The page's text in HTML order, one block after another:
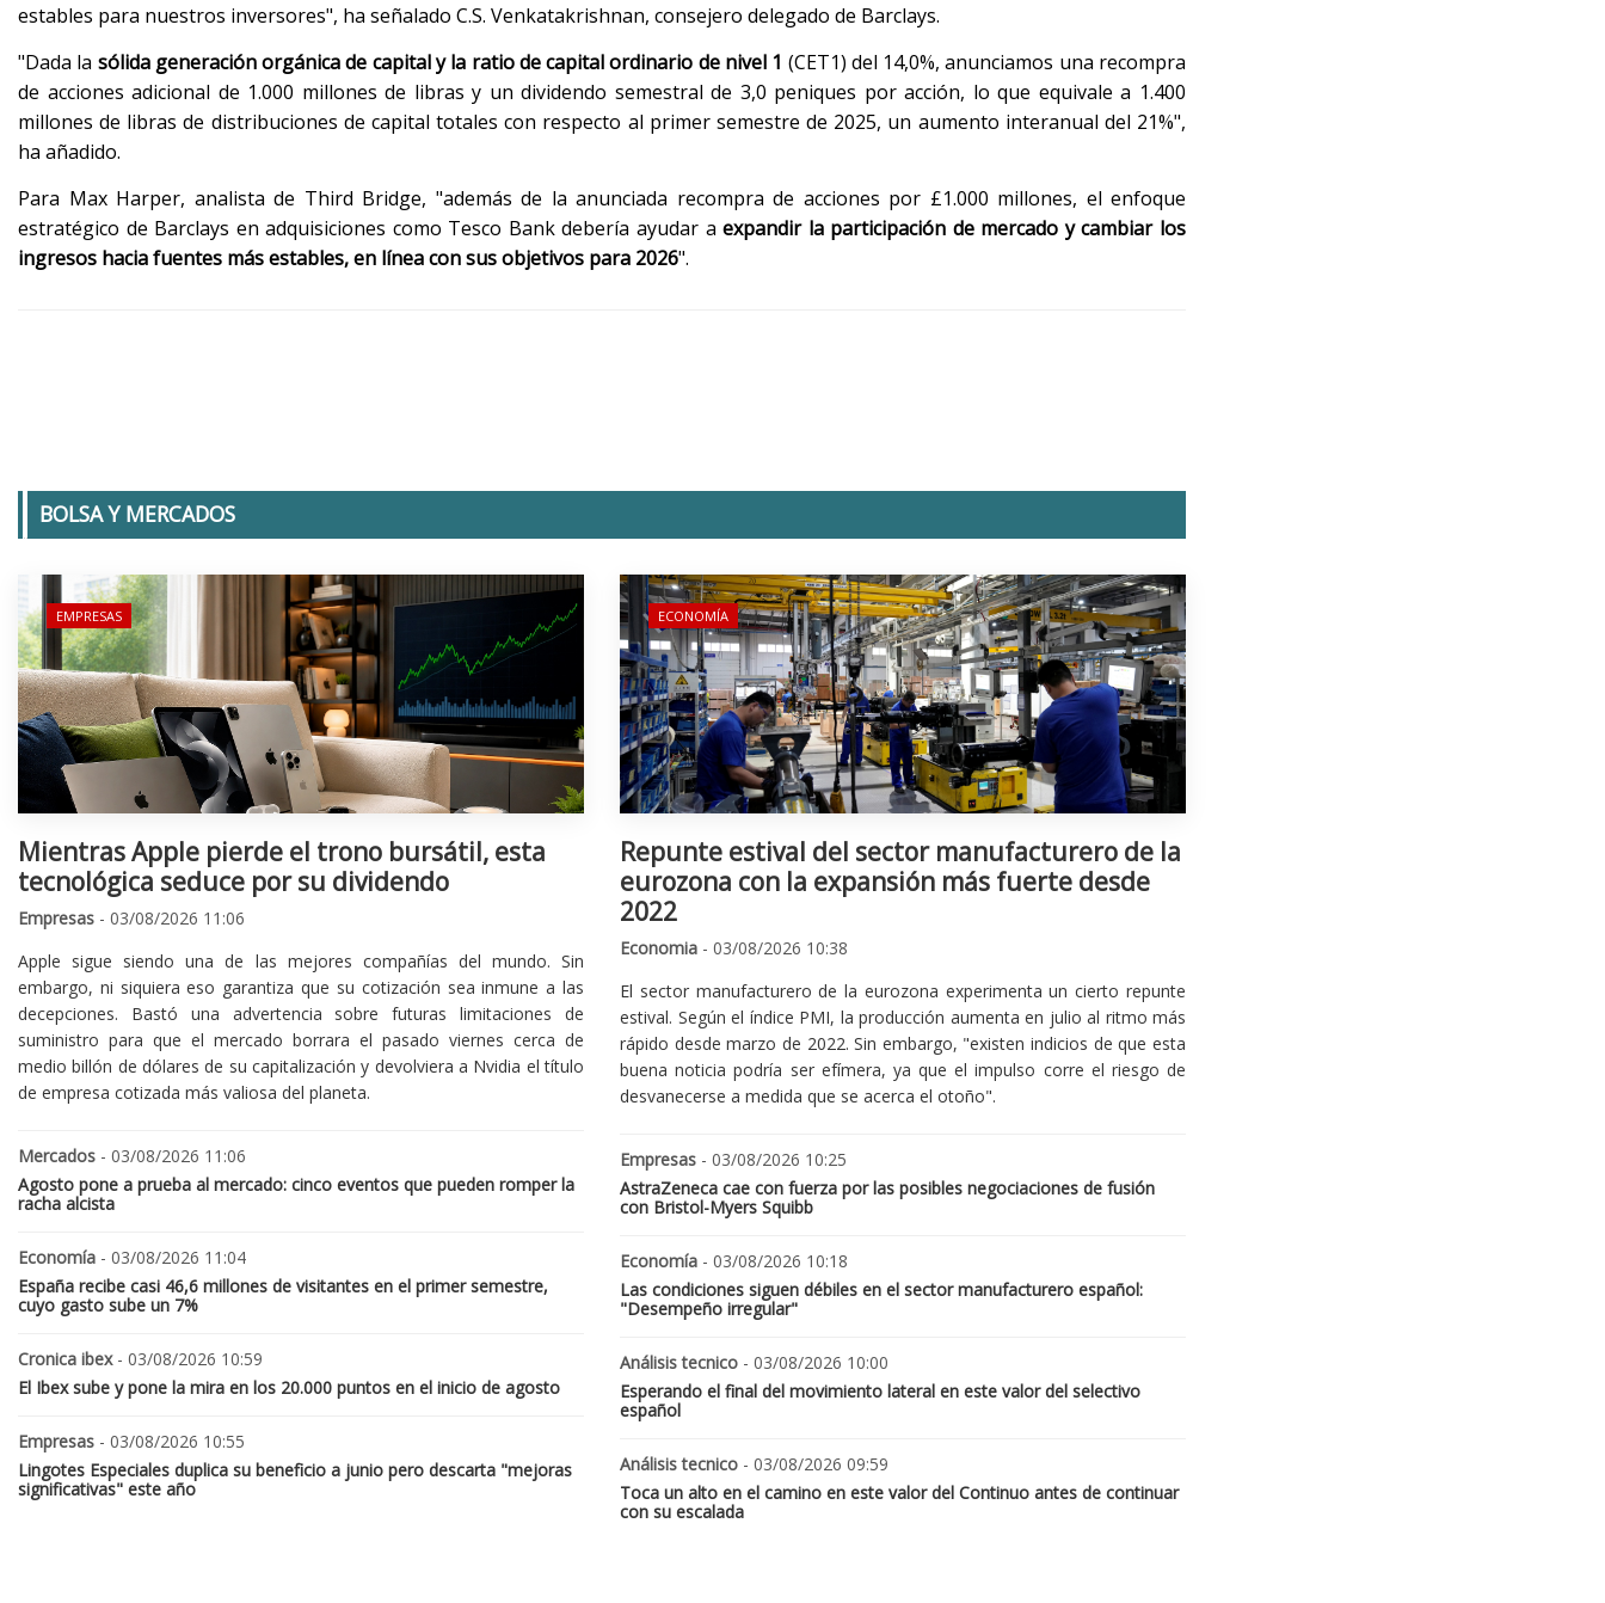
estables para nuestros inversores", ha señalado C.S. Venkatakrishnan, consejero delegado de Barclays.
"Dada la sólida generación orgánica de capital y la ratio de capital ordinario de nivel 1 (CET1) del 14,0%, anunciamos una recompra
de acciones adicional de 1.000 millones de libras y un dividendo semestral de 3,0 peniques por acción, lo que equivale a 1.400
millones de libras de distribuciones de capital totales con respecto al primer semestre de 2025, un aumento interanual del 21%",
ha añadido.
Para Max Harper, analista de Third Bridge, "además de la anunciada recompra de acciones por £1.000 millones, el enfoque
estratégico de Barclays en adquisiciones como Tesco Bank debería ayudar aexpandir la participación de mercado y cambiar los
ingresos hacia fuentes más estables, en línea con sus objetivos para 2026".
BOLSA Y MERCADOS
EMPRESAS
Mientras Apple pierde el trono bursátil, esta
tecnológica seduce por su dividendo
Empresas - 03/08/2026 11:06
Apple sigue siendo una de las mejores compañías del mundo. Sin
embargo, ni siquiera eso garantiza que su cotización sea inmune a las
decepciones. Bastó una advertencia sobre futuras limitaciones de
suministro para que el mercado borrara el pasado viernes cerca de
medio billón de dólares de su capitalización y devolviera a Nvidia el título
de empresa cotizada más valiosa del planeta.
Mercados - 03/08/2026 11:06
Agosto pone a prueba al mercado: cinco eventos que pueden romper la
racha alcista
Economía - 03/08/2026 11:04
España recibe casi 46,6 millones de visitantes en el primer semestre,
cuyo gasto sube un 7%
Cronica ibex- 03/08/2026 10:59
El Ibex sube y pone la mira en los 20.000 puntos en el inicio de agosto
Empresas - 03/08/2026 10:55
Lingotes Especiales duplica su beneficio a junio pero descarta "mejoras
significativas" este año
ECONOMÍA
Repunte estival del sector manufacturero de la
eurozona con la expansión más fuerte desde
2022
Economia - 03/08/2026 10:38
El sector manufacturero de la eurozona experimenta un cierto repunte
estival. Según el índice PMI, la producción aumenta en julio al ritmo más
rápido desde marzo de 2022. Sin embargo, "existen indicios de que esta
buena noticia podría ser efímera, ya que el impulso corre el riesgo de
desvanecerse a medida que se acerca el otoño".
Empresas - 03/08/2026 10:25
AstraZeneca cae con fuerza por las posibles negociaciones de fusión
con Bristol-Myers Squibb
Economía - 03/08/2026 10:18
Las condiciones siguen débiles en el sector manufacturero español:
"Desempeño irregular"
Análisis tecnico - 03/08/2026 10:00
Esperando el final del movimiento lateral en este valor del selectivo
español
Análisis tecnico - 03/08/2026 09:59
Toca un alto en el camino en este valor del Continuo antes de continuar
con su escalada